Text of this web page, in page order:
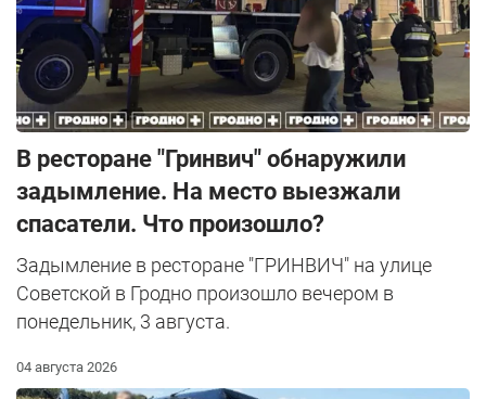
В ресторане "Гринвич" обнаружили
задымление. На место выезжали
спасатели. Что произошло?
Задымление в ресторане "ГРИНВИЧ" на улице
Советской в Гродно произошло вечером в
понедельник, 3 августа.
04 августа 2026